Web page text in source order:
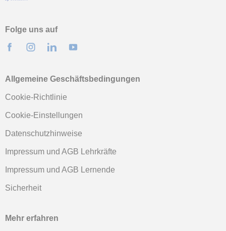
Folge uns auf
Allgemeine Geschäftsbedingungen
Cookie-Richtlinie
Cookie-Einstellungen
Datenschutzhinweise
Impressum und AGB Lehrkräfte
Impressum und AGB Lernende
Sicherheit
Mehr erfahren